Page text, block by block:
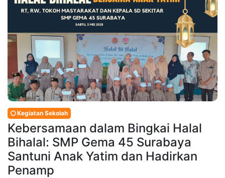
Kegiatan Sekolah
Kebersamaan dalam Bingkai Halal
Bihalal: SMP Gema 45 Surabaya
Santuni Anak Yatim dan Hadirkan
Penamp